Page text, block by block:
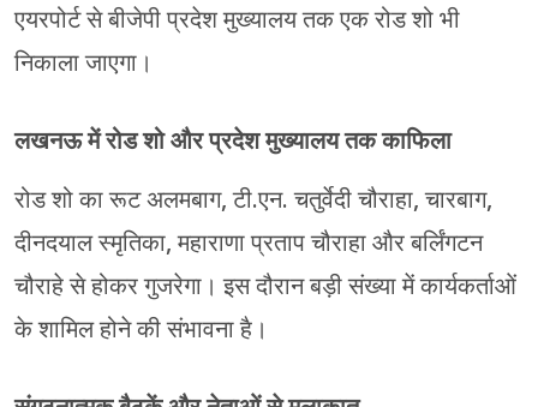
एयरपोर्ट से बीजेपी प्रदेश मुख्यालय तक एक रोड शो भी
निकाला जाएगा।
लखनऊ में रोड शो और प्रदेश मुख्यालय तक काफिला
रोड शो का रूट अलमबाग, टी.एन. चतुर्वेदी चौराहा, चारबाग,
दीनदयाल स्मृतिका, महाराणा प्रताप चौराहा और बर्लिंगटन
चौराहे से होकर गुजरेगा। इस दौरान बड़ी संख्या में कार्यकर्ताओं
के शामिल होने की संभावना है।